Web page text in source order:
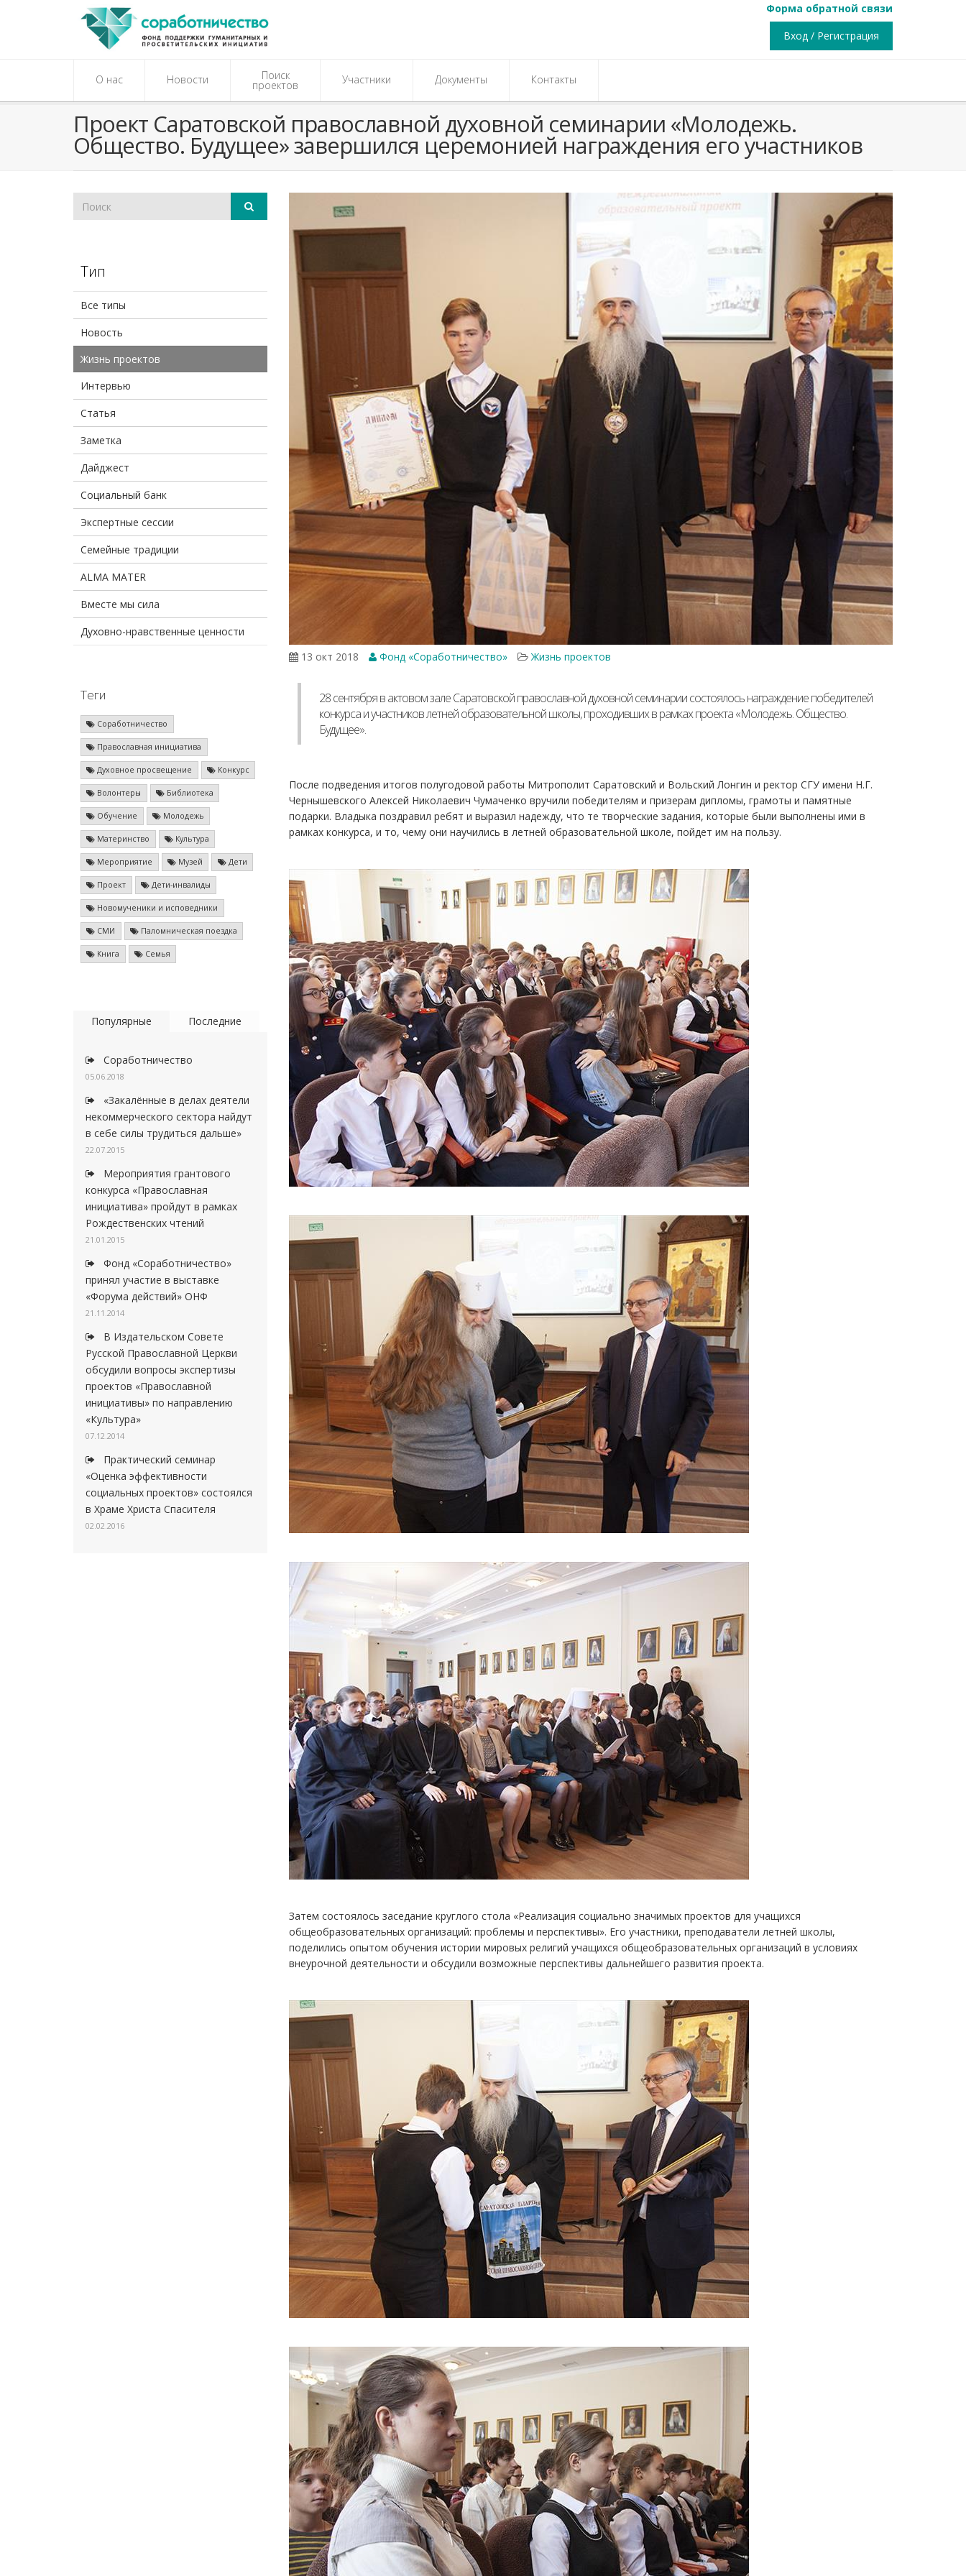
Форма обратной связи
Вход / Регистрация
О нас Новости Поиск
проектов Участники Документы Контакты
Проект Саратовской православной духовной семинарии «Молодежь.
Общество. Будущее» завершился церемонией награждения его участников
Тип
Все типы
Новость
Жизнь проектов
Интервью
Статья
Заметка
Дайджест
Социальный банк
Экспертные сессии
Семейные традиции
ALMA MATER
Вместе мы сила
Духовно-нравственные ценности
Теги
Соработничество
Православная инициатива
Духовное просвещение Конкурс
Волонтеры Библиотека
Обучение Молодежь
Материнство Культура
Мероприятие Музей Дети
Проект Дети-инвалиды
Новомученики и исповедники
СМИ Паломническая поездка
Книга Семья
Популярные Последние
Соработничество
05.06.2018
«Закалённые в делах деятели
некоммерческого сектора найдут
в себе силы трудиться дальше»
22.07.2015
Мероприятия грантового
конкурса «Православная
инициатива» пройдут в рамках
Рождественских чтений
21.01.2015
Фонд «Соработничество»
принял участие в выставке
«Форума действий» ОНФ
21.11.2014
В Издательском Совете
Русской Православной Церкви
обсудили вопросы экспертизы
проектов «Православной
инициативы» по направлению
«Культура»
07.12.2014
Практический семинар
«Оценка эффективности
социальных проектов» состоялся
в Храме Христа Спасителя
02.02.2016
13 окт 2018 Фонд «Соработничество» Жизнь проектов
28 сентября в актовом зале Саратовской православной духовной семинарии состоялось награждение победителей
конкурса и участников летней образовательной школы, проходивших в рамках проекта «Молодежь. Общество.
Будущее».
После подведения итогов полугодовой работы Митрополит Саратовский и Вольский Лонгин и ректор СГУ имени Н.Г.
Чернышевского Алексей Николаевич Чумаченко вручили победителям и призерам дипломы, грамоты и памятные
подарки. Владыка поздравил ребят и выразил надежду, что те творческие задания, которые были выполнены ими в
рамках конкурса, и то, чему они научились в летней образовательной школе, пойдет им на пользу.
Затем состоялось заседание круглого стола «Реализация социально значимых проектов для учащихся
общеобразовательных организаций: проблемы и перспективы». Его участники, преподаватели летней школы,
поделились опытом обучения истории мировых религий учащихся общеобразовательных организаций в условиях
внеурочной деятельности и обсудили возможные перспективы дальнейшего развития проекта.